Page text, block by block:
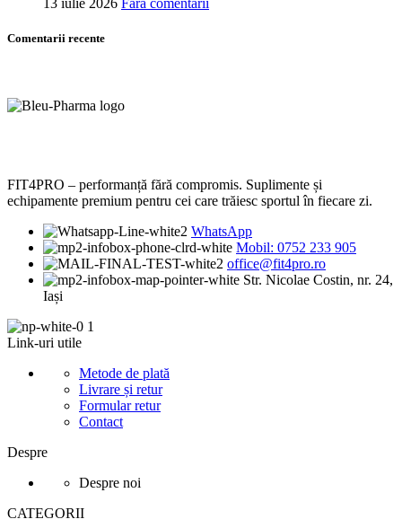
13 iulie 2026 Fără comentarii
Comentarii recente
FIT4PRO – performanță fără compromis. Suplimente și
echipamente premium pentru cei care trăiesc sportul în fiecare zi.
WhatsApp
Mobil: 0752 233 905
office@fit4pro.ro
Str. Nicolae Costin, nr. 24,
Iași
Link-uri utile
Metode de plată
Livrare și retur
Formular retur
Contact
Despre
Despre noi
CATEGORII